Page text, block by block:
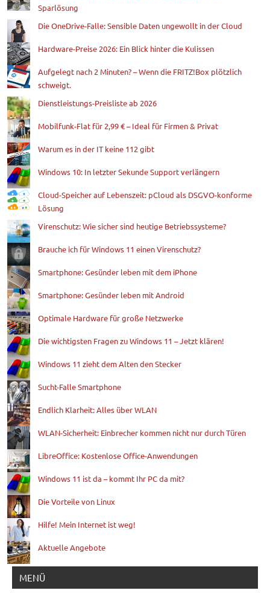
Sparlösung
Die OneDrive-Falle: Sensible Daten ungewollt in der Cloud
Hardware-Preise 2026: Ein Blick hinter die Kulissen
Aufgelegt nach 2 Minuten? – Wenn die FRITZ!Box plötzlich
schweigt.
Dienstleistungs-Preisliste ab 2026
Mobilfunk-Flat für 2,99 € – Ideal für Firmen & Privat
Warum es in der IT keine 112 gibt
Windows 10: In letzter Sekunde Support verlängern
Cloud-Speicher auf Lebenszeit: pCloud als DSGVO-konforme
Lösung
Virenschutz: Wie sicher sind heutige Betriebssysteme?
Brauche ich für Windows 11 einen Virenschutz?
Smartphone: Gesünder leben mit dem iPhone
Smartphone: Gesünder leben mit Android
Optimale Hardware für große Netzwerke
Die wichtigsten Fragen zu Windows 11 – Jetzt klären!
Windows 11 zieht dem Alten den Stecker
Sucht-Falle Smartphone
Endlich Klarheit: Alles über WLAN
WLAN-Sicherheit: Einbrecher kommen nicht nur durch Türen
LibreOffice: Kostenlose Office-Anwendungen
Windows 11 ist da – kommt Ihr PC da mit?
Die Vorteile von Linux
Hilfe! Mein Internet ist weg!
Aktuelle Angebote
MENÜ